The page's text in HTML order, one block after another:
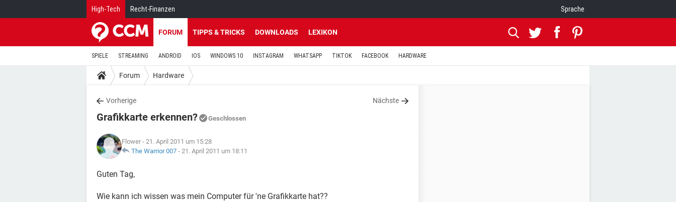
High-Tech Recht-Finanzen Sprache
FORUM TIPPS & TRICKS DOWNLOADS LEXIKON
SPIELE STREAMING ANDROID IOS WINDOWS 10 INSTAGRAM WHATSAPP TIKTOK FACEBOOK HARDWARE
Forum Hardware
Vorherige Nächste
Grafikkarte erkennen? Geschlossen
Flower - 21. April 2011 um 15:28
The Warrior 007 - 21. April 2011 um 18:11
Guten Tag,
Wie kann ich wissen was mein Computer für 'ne Grafikkarte hat??